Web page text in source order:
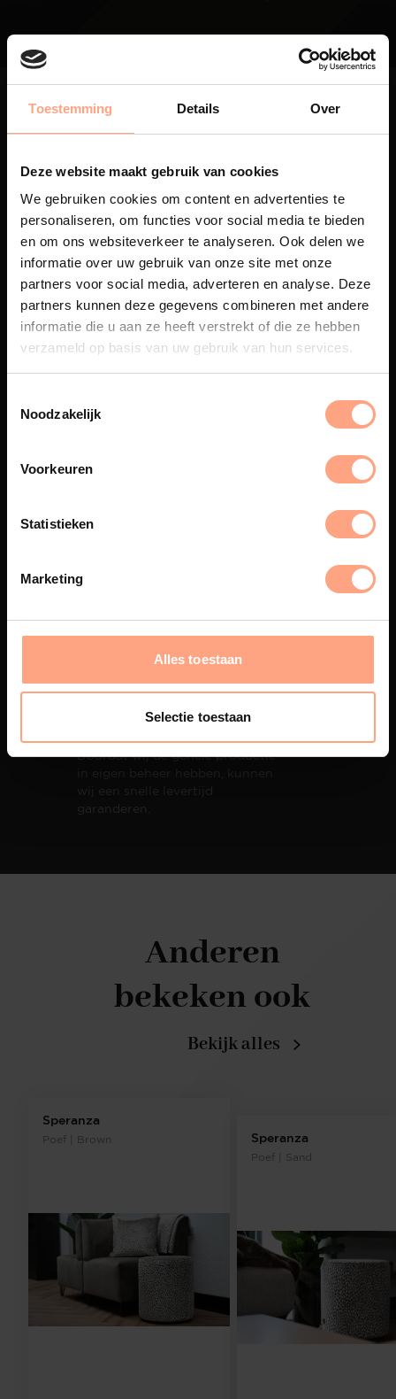
Toestemming Details Over
Deze website maakt gebruik van cookies
We gebruiken cookies om content en advertenties te
personaliseren, om functies voor social media te bieden
en om ons websiteverkeer te analyseren. Ook delen we
informatie over uw gebruik van onze site met onze
partners voor social media, adverteren en analyse. Deze
partners kunnen deze gegevens combineren met andere
informatie die u aan ze heeft verstrekt of die ze hebben
verzameld op basis van uw gebruik van hun services.
Noodzakelijk
Voorkeuren
Statistieken
Marketing
Alles toestaan
Selectie toestaan
Maatwerk
Een exclusieve handgemaakte
beleving, waar Nederlands
vakmanschap en design
samenkomen.
eigen spuiterij afgewerkt met
PUUUR biedt volledige
Snelle levering
Doordat wij de gehele productie
garanderen.
Speranza
Poef | Brown Speranza
Poef | Sand
Anderen
bekeken ook
Bekijk alles